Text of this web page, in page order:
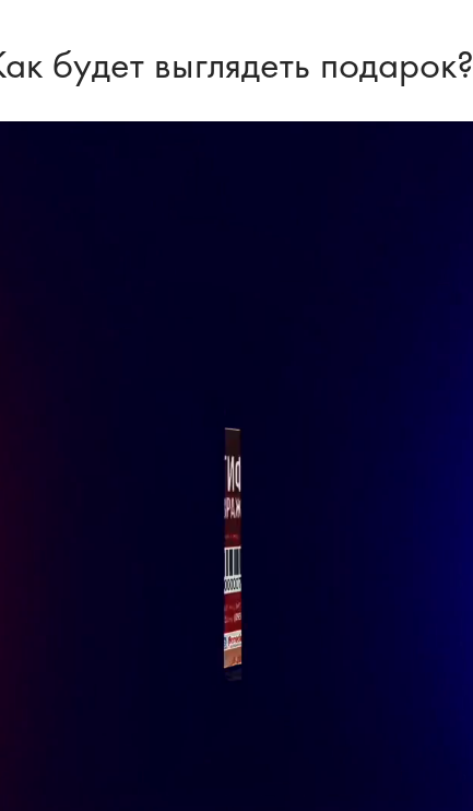
будет выглядеть подарок?